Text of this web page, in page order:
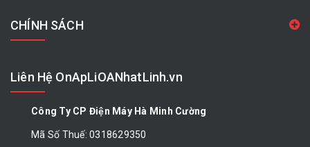
CHÍNH SÁCH
Liên Hệ OnApLiOANhatLinh.vn
Công Ty CP Điện Máy Hà Minh Cường
Mã Số Thuế: 0318629350